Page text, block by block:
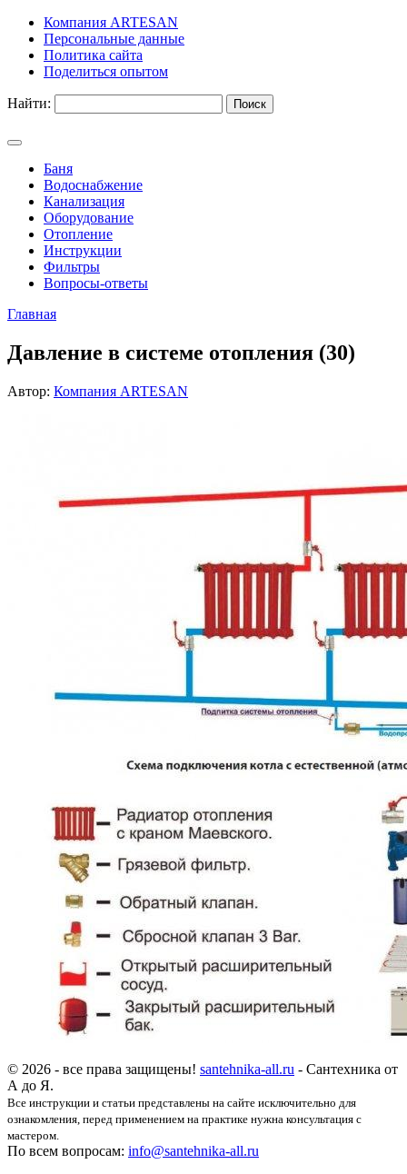
Компания ARTESAN
Персональные данные
Политика сайта
Поделиться опытом
Найти:
Баня
Водоснабжение
Канализация
Оборудование
Отопление
Инструкции
Фильтры
Вопросы-ответы
Главная
Давление в системе отопления (30)
Автор: Компания ARTESAN
© 2026 - все права защищены! santehnika-all.ru - Сантехника от
А до Я.
Все инструкции и статьи представлены на сайте исключительно для
ознакомления, перед применением на практике нужна консультация с
мастером.
По всем вопросам: info@santehnika-all.ru